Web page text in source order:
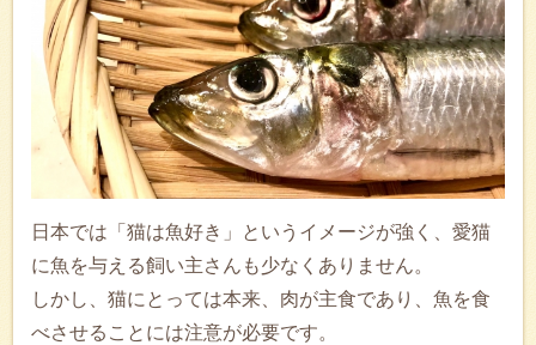
日本では「猫は魚好き」というイメージが強く、愛猫
に魚を与える飼い主さんも少なくありません。
しかし、猫にとっては本来、肉が主食であり、魚を食
べさせることには注意が必要です。